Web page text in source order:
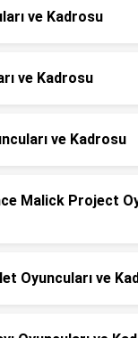
ve Kadrosu
ve Kadrosu
ve Kadrosu
Malick Project
Oyuncuları ve